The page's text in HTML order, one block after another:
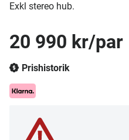
Exkl stereo hub.
20 990 kr/par
Prishistorik